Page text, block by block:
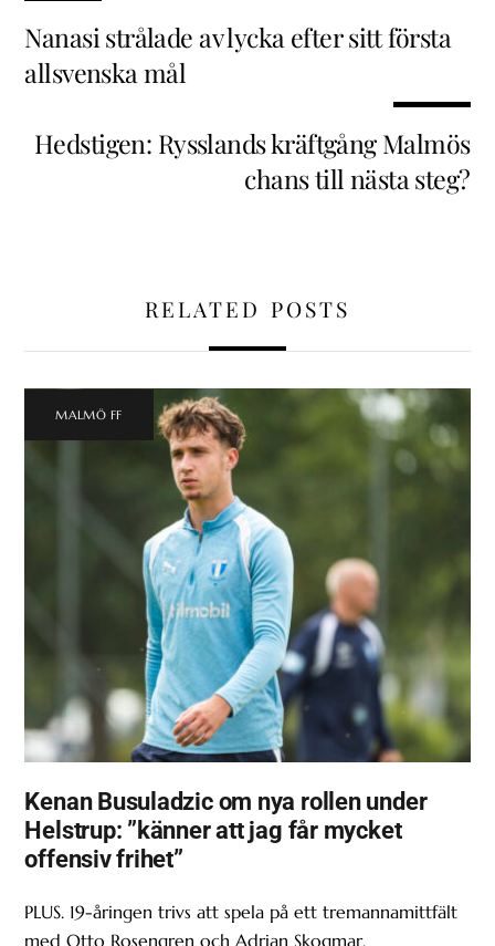
Nanasi strålade av lycka efter sitt första
allsvenska mål
Hedstigen: Rysslands kräftgång Malmös
chans till nästa steg?
RELATED POSTS
MALMÖ FF
Kenan Busuladzic om nya rollen under
Helstrup: ”känner att jag får mycket
offensiv frihet”
PLUS. 19-åringen trivs att spela på ett tremannamittfält
med Otto Rosengren och Adrian Skogmar.